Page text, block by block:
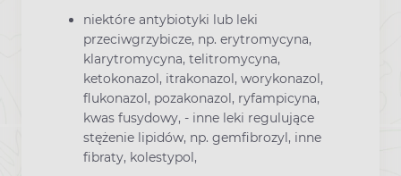
niektóre antybiotyki lub leki
przeciwgrzybicze, np. erytromycyna,
klarytromycyna, telitromycyna,
ketokonazol, itrakonazol, worykonazol,
flukonazol, pozakonazol, ryfampicyna,
kwas fusydowy, - inne leki regulujące
stężenie lipidów, np. gemfibrozyl, inne
fibraty, kolestypol,